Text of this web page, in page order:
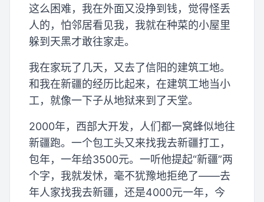
这么困难，我在外面又没挣到钱，觉得怪丢
人的，怕邻居看见我，我就在种菜的小屋里
躲到天黑才敢往家走。
我在家玩了几天，又去了信阳的建筑工地。
和我在新疆的经历比起来，在建筑工地当小
工，就像一下子从地狱来到了天堂。
2000年，西部大开发，人们都一窝蜂似地往
新疆跑。一个包工头又来找我去新疆打工，
包年，一年给3500元。一听他提起“新疆”两
个字，我就发怵，毫不犹豫地拒绝了——去
年人家找我去新疆，还是4000元一年，今